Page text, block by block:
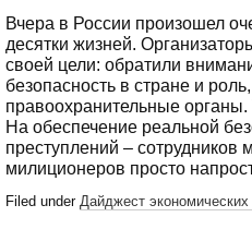
Вчера в России произошел
десятки жизней.
своей цели: обратили
безопасность в стране и
правоохранительные
На обеспечение реальной
преступлений – сотрудников
милиционеров просто
Filed under Дайджест экономических